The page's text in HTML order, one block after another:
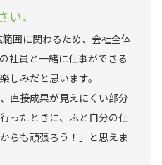
。
囲に関わるため、会社全体
社員と一緒に仕事ができる
しみだと思います。
直接成果が見えにくい部分
ったときに、ふと自分の仕
らも頑張ろう！」と思えま